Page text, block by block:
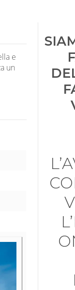
e
un